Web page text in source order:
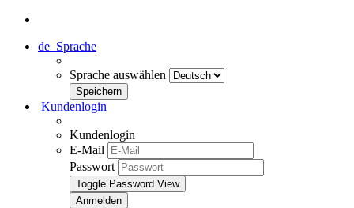
de Sprache
Sprache auswählen
Kundenlogin
Kundenlogin
E-Mail
Passwort
Toggle Password View